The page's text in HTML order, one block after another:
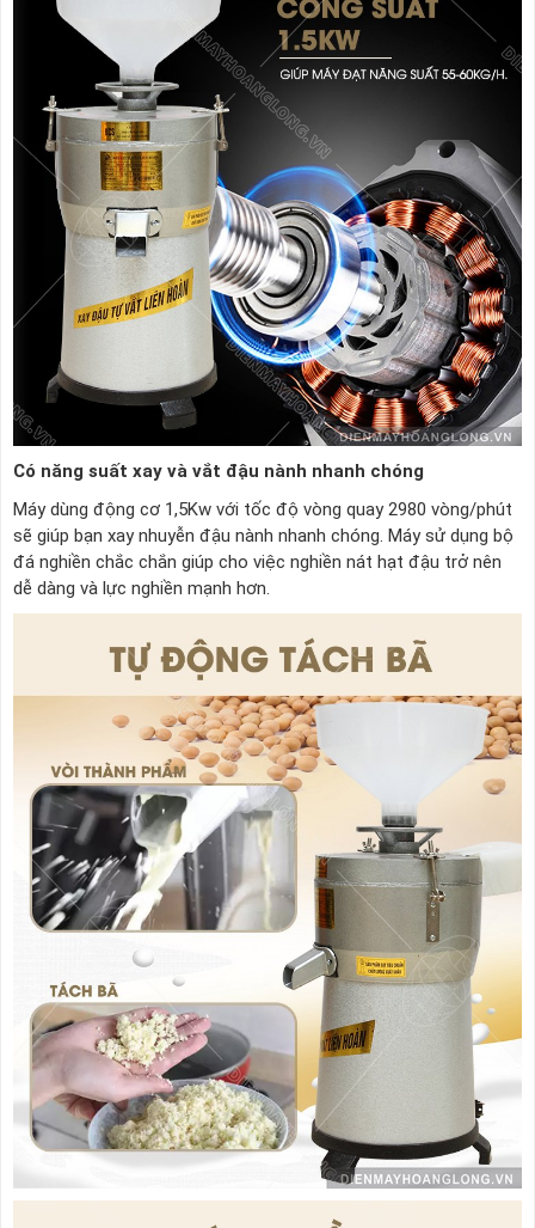
Có năng suất xay và vắt đậu nành nhanh chóng
Máy dùng động cơ 1,5Kw với tốc độ vòng quay 2980 vòng/phút
sẽ giúp bạn xay nhuyễn đậu nành nhanh chóng. Máy sử dụng bộ
đá nghiền chắc chắn giúp cho việc nghiền nát hạt đậu trở nên
dễ dàng và lực nghiền mạnh hơn.